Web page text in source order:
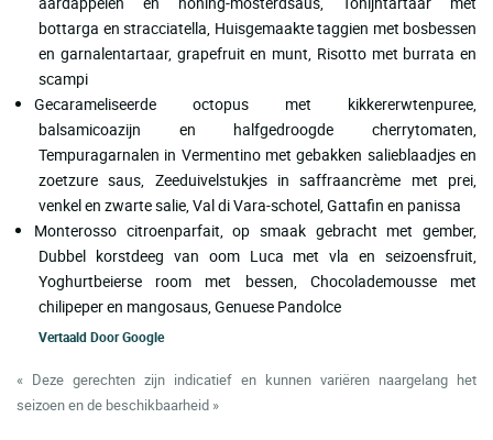
bottarga en stracciatella, Huisgemaakte taggien met bosbessen
en garnalentartaar, grapefruit en munt, Risotto met burrata en
scampi
Gecarameliseerde octopus met kikkererwtenpuree,
balsamicoazijn en halfgedroogde cherrytomaten,
Tempuragarnalen in Vermentino met gebakken salieblaadjes en
zoetzure saus, Zeeduivelstukjes in saffraancrème met prei,
venkel en zwarte salie, Val di Vara-schotel, Gattafin en panissa
Monterosso citroenparfait, op smaak gebracht met gember,
Dubbel korstdeeg van oom Luca met vla en seizoensfruit,
Yoghurtbeierse room met bessen, Chocolademousse met
chilipeper en mangosaus, Genuese Pandolce
Vertaald DoorGoogle
« Deze gerechten zijn indicatief en kunnen variëren naargelang het
seizoen en de beschikbaarheid »